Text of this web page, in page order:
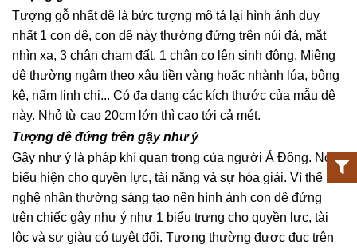
Tượng gỗ nhất dê là bức tượng mô tả lại hình ảnh duy
nhất 1 con dê, con dê này thường đứng trên núi đá, mắt
nhìn xa, 3 chân chạm đất, 1 chân co lên sinh động. Miệng
dê thường ngậm theo xâu tiền vàng hoặc nhành lúa, bông
kê, nấm linh chi... Có đa dạng các kích thước của mẫu dê
này. Nhỏ từ cao 20cm lớn thì cao tới cả mét.
Tượng dê đứng trên gậy như ý
Gậy như ý là pháp khí quan trọng của người Á Đông. Nó
biểu hiện cho quyền lực, tài năng và sự hóa giải. Vì thế
nghệ nhân thường sáng tạo nên hình ảnh con dê đứng
trên chiếc gậy như ý như 1 biểu trưng cho quyền lực, tài
lộc và sự giàu có tuyệt đối. Tượng thường được đục trên